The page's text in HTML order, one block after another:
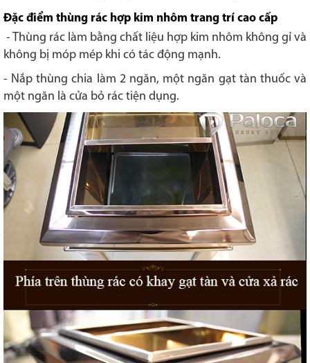
Đặc điểm thùng rác hợp kim nhôm trang trí cao cấp
- Thùng rác làm bằng chất liệu hợp kim nhôm không gỉ và
không bị móp mép khi có tác động mạnh.
- Nắp thùng chia làm 2 ngăn, một ngăn gạt tàn thuốc và
một ngăn là cửa bỏ rác tiện dụng.